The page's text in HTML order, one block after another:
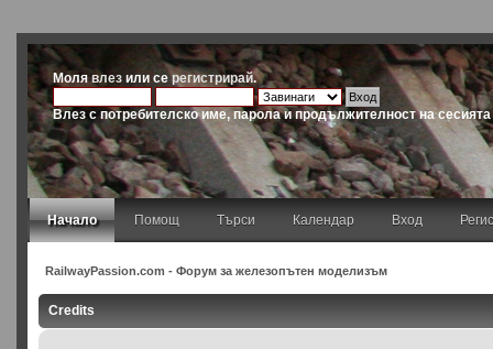
Молявлез или серегистрирай.
Влез с потребителско име, парола и продължителност на сесията
Начало Помощ Търси Календар Вход
RailwayPassion.com - Форум за железопътен моделизъм
Credits